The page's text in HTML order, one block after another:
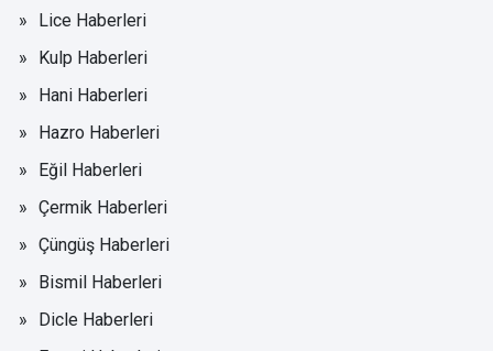
Lice Haberleri
Kulp Haberleri
Hani Haberleri
Hazro Haberleri
Eğil Haberleri
Çermik Haberleri
Çüngüş Haberleri
Bismil Haberleri
Dicle Haberleri